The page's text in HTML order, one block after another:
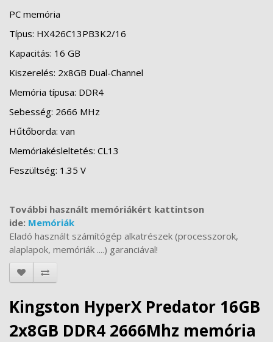
PC memória
Típus: HX426C13PB3K2/16
Kapacitás: 16 GB
Kiszerelés: 2x8GB Dual-Channel
Memória típusa: DDR4
Sebesség: 2666 MHz
Hűtőborda: van
Memóriakésleltetés: CL13
Feszültség: 1.35 V
További használt memóriákért kattintson
ide: Memóriák
Eladó használt számítógép alkatrészek (processzorok,
alaplapok, memóriák ....) garanciával!
Kingston HyperX Predator 16GB
2x8GB DDR4 2666Mhz memória